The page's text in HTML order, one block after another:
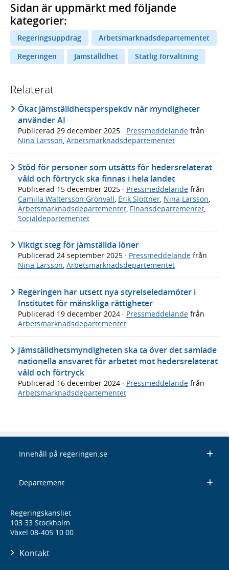
Sidan är uppmärkt med följande
kategorier:
Regeringsuppdrag
Arbetsmarknadsdepartementet
Regeringen
Jämställdhet Statlig förvaltning
Relaterat
Ökat jämställdhetsperspektiv när myndigheter
använder AI
Publicerad 29 december 2025 · Pressmeddelande från
Nina Larsson, Arbetsmarknadsdepartementet
Stöd för personer som utsätts för hedersrelaterat
våld och förtryck ska finnas i hela landet
Publicerad 15 december 2025 · Pressmeddelande från
Camilla Waltersson Grönvall Erik Slottner Nina Larsson
Arbetsmarknadsdepartementet Finansdepartementet
Socialdepartementet
Viktigt steg för jämställda löner
Publicerad 24 september 2025 · Pressmeddelande från
Nina Larsson, Arbetsmarknadsdepartementet
Regeringen har utsett nya styrelseledamöter i
Institutet för mänskliga rättigheter
Publicerad 19 december 2024 · Pressmeddelande från
Arbetsmarknadsdepartementet
Jämställdhetsmyndigheten ska ta över det samlade
nationella ansvaret för arbetet mot hedersrelaterat
våld och förtryck
Publicerad 16 december 2024 · Pressmeddelande från
Arbetsmarknadsdepartementet
Innehåll på regeringen.se
Departement
Regeringskansliet
103 33 Stockholm
Växel 08-405 10 00
Kontakt